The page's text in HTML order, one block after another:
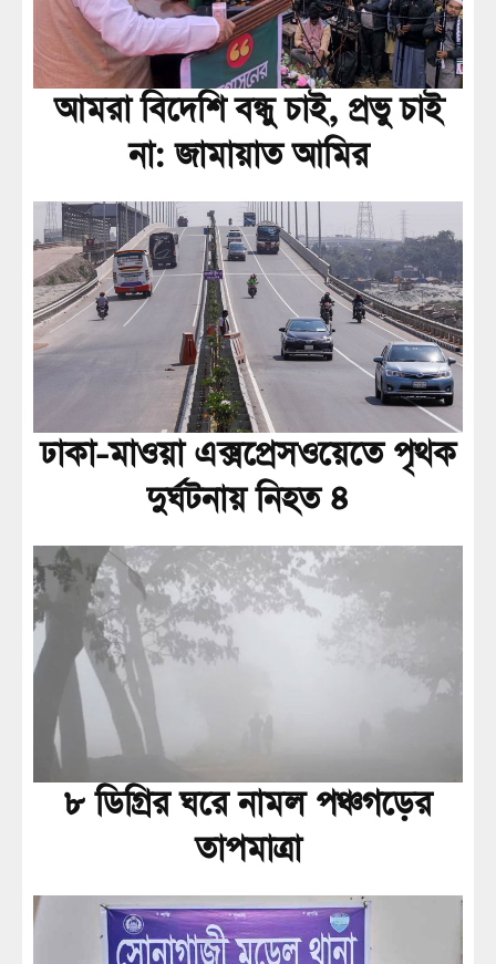
আমরা বিদেশি বন্ধু চাই, প্রভু চাই
না: জামায়াত আমির
ঢাকা-মাওয়া এক্সপ্রেসওয়েতে পৃথক
দুর্ঘটনায় নিহত ৪
৮ ডিগ্রির ঘরে নামল পঞ্চগড়ের
তাপমাত্রা